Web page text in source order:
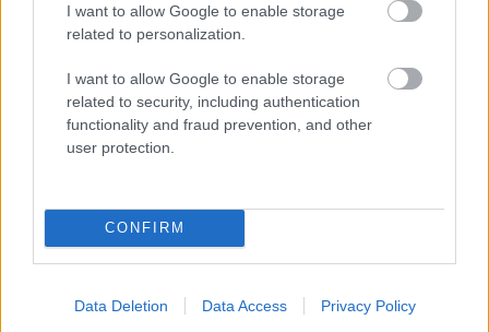
I want to allow Google to enable storage
related to personalization.
I want to allow Google to enable storage
related to security, including authentication
functionality and fraud prevention, and other
user protection.
CONFIRM
Data Deletion Data Access Privacy Policy
Leeds Unitedvs Manchester United2026-08-12 20:30
AC MilanvsManchester United2026-08-15 18:00
Támogatás